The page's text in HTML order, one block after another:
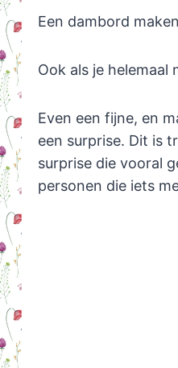
Een dambord
Ook als je helemaal
Even een fijne, en
een surprise. Dit is
surprise die vooral
personen die iets